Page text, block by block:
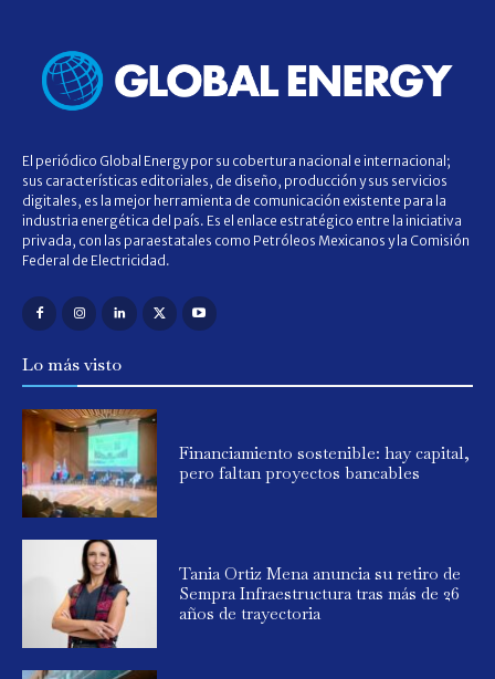
El periódico Global Energy por su cobertura nacional e internacional;
sus características editoriales, de diseño, producción y sus servicios
digitales, es la mejor herramienta de comunicación existente para la
industria energética del país. Es el enlace estratégico entre la iniciativa
privada, con las paraestatales como Petróleos Mexicanos y la Comisión
Federal de Electricidad.
Lo más visto
Financiamiento sostenible: hay capital,
pero faltan proyectos bancables
Tania Ortiz Mena anuncia su retiro de
Sempra Infraestructura tras más de 26
años de trayectoria